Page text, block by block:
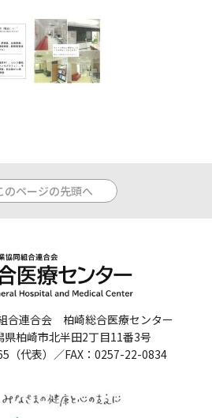
基本方針
のページの先頭へ
合連合会 柏崎総合医療センター
県柏崎市北半田2丁目11番3号
（代表）／FAX：0257-22-0834